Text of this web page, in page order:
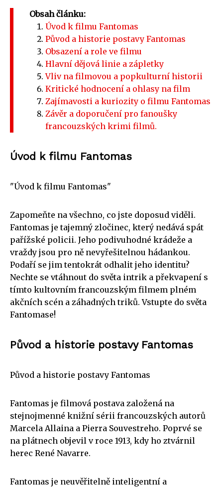
Obsah článku:
Úvod k filmu Fantomas
Původ a historie postavy Fantomas
Obsazení a role ve filmu
Hlavní dějová linie a zápletky
Vliv na filmovou a popkulturní historii
Kritické hodnocení a ohlasy na film
Zajímavosti a kuriozity o filmu Fantomas
Závěr a doporučení pro fanoušky
francouzských krimi filmů.
Úvod k filmu Fantomas
"Úvod k filmu Fantomas"
Zapomeňte na všechno, co jste doposud viděli.
Fantomas je tajemný zločinec, který nedává spát
pařížské policii. Jeho podivuhodné krádeže a
vraždy jsou pro ně nevyřešitelnou hádankou.
Podaří se jim tentokrát odhalit jeho identitu?
Nechte se vtáhnout do světa intrik a překvapení s
tímto kultovním francouzským filmem plném
akčních scén a záhadných triků. Vstupte do světa
Fantomase!
Původ a historie postavy Fantomas
Původ a historie postavy Fantomas
Fantomas je filmová postava založená na
stejnojmenné knižní sérii francouzských autorů
Marcela Allaina a Pierra Souvestreho. Poprvé se
na plátnech objevil v roce 1913, kdy ho ztvárnil
herec René Navarre.
Fantomas je neuvěřitelně inteligentní a